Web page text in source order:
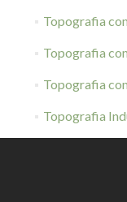
Topografia
Topografia
Topografia
Topografia